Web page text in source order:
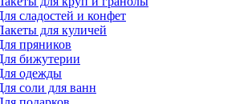
сладостей и конфет
для куличей
пряников
бижутерии
одежды
соли для ванн